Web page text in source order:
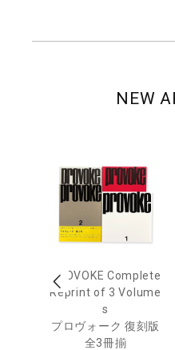
NEW
PROVOKE Complete
Reprint of 3 Volume
s
プロヴォーク 復刻版
全3冊揃